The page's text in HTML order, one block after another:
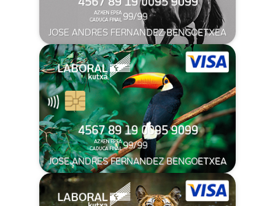
JOSE ANDRES FERNANDEZ BENGOETXEA
JOSE ANDRES FERNANDEZ BENGOETXEA